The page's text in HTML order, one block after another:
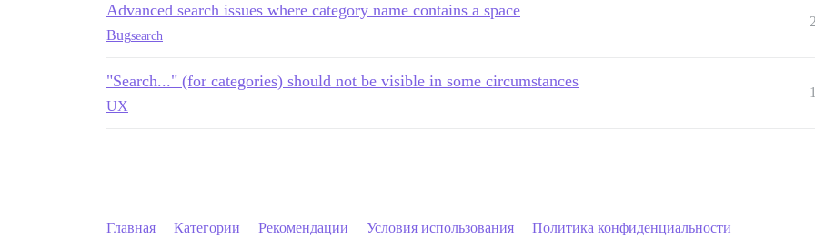
Advanced search issues where category name contains a space
Bugsearch
2
"Search..." (for categories) should not be visible in some circumstances
UX
1
Главная Категории Рекомендации Условия использования Политика конфиденциальности